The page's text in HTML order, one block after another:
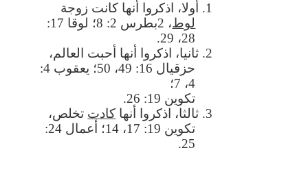
1. أولا، اذكروا أنها كانت زوجة
لوط
، 2بطرس 2: 8؛ لوقا 17:
28، 29.
2. ثانيا، اذكروا أنها أحبت العالم،
حزقيال 16: 49، 50؛ يعقوب 4:
4، 7؛
تكوين 19: 26.
3. ثالثا، اذكروا أنها
كادت تخلص،
تكوين 19: 17، 14؛ أعمال 24:
25.